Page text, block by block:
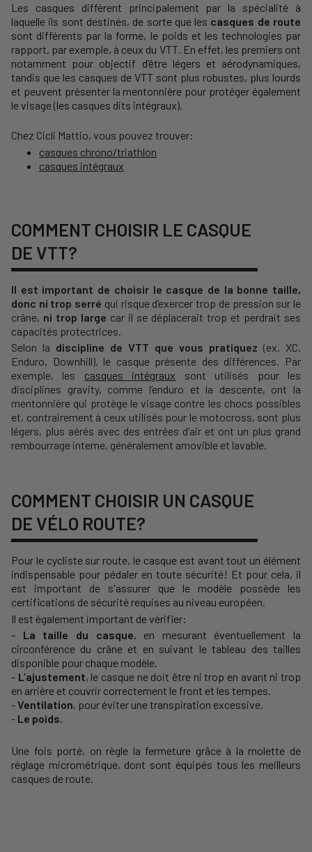
Les casques diffèrent principalement par la spécialité à
laquelle ils sont destinés, de sorte que les casques de route
sont différents par la forme, le poids et les technologies par
rapport, par exemple, à ceux du VTT. En effet, les premiers ont
notamment pour objectif d’être légers et aérodynamiques,
tandis que les casques de VTT sont plus robustes, plus lourds
et peuvent présenter la mentonnière pour protéger également
le visage (les casques dits intégraux).
Chez Cicli Mattio, vous pouvez trouver:
casques chrono/triathlon
casques intégraux
COMMENT CHOISIR LE CASQUE
DE VTT?
Il est important de choisir le casque de la bonne taille,
donc ni trop serré qui risque d’exercer trop de pression sur le
crâne, ni trop large car il se déplacerait trop et perdrait ses
capacités protectrices.
Selon la discipline de VTT que vous pratiquez (ex. XC,
Enduro, Downhill), le casque présente des différences. Par
exemple, les casques intégraux sont utilisés pour les
disciplines gravity, comme l’enduro et la descente, ont la
mentonnière qui protège le visage contre les chocs possibles
et, contrairement à ceux utilisés pour le motocross, sont plus
légers, plus aérés avec des entrées d’air et ont un plus grand
rembourrage interne, généralement amovible et lavable.
COMMENT CHOISIR UN CASQUE
DE VÉLO ROUTE?
Pour le cycliste sur route, le casque est avant tout un élément
indispensable pour pédaler en toute sécurité! Et pour cela, il
est important de s'assurer que le modèle possède les
certifications de sécurité requises au niveau européen.
Il est également important de vérifier:
- La taille du casque, en mesurant éventuellement la
circonférence du crâne et en suivant le tableau des tailles
disponible pour chaque modèle.
- L’ajustement, le casque ne doit être ni trop en avant ni trop
en arrière et couvrir correctement le front et les tempes.
-Ventilation, pour éviter une transpiration excessive.
- Le poids.
Une fois porté, on règle la fermeture grâce à la molette de
réglage micrométrique, dont sont équipés tous les meilleurs
casques de route.